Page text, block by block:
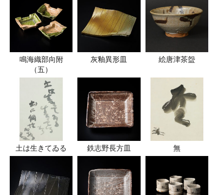
鳴海織部向附
（五）
灰釉異形皿 絵唐津茶盌
土は生きてゐる 鉄志野長方皿 無